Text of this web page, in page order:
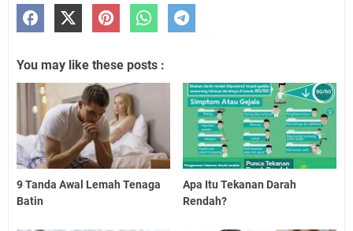
You may like these posts :
9 Tanda Awal Lemah Tenaga
Batin
Apa Itu Tekanan Darah
Rendah?